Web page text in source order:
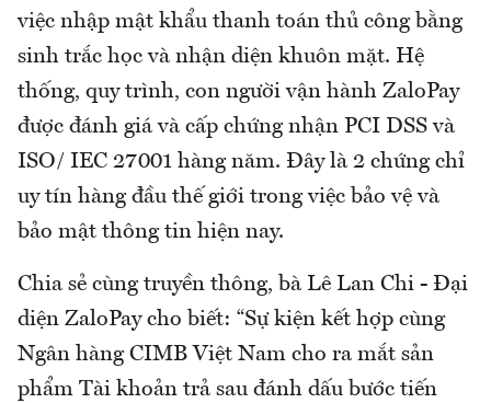
việc nhập mật khẩu thanh toán thủ công bằng
sinh trắc học và nhận diện khuôn mặt. Hệ
thống, quy trình, con người vận hành ZaloPay
được đánh giá và cấp chứng nhận PCI DSS và
ISO/ IEC 27001 hàng năm. Đây là 2 chứng chỉ
uy tín hàng đầu thế giới trong việc bảo vệ và
bảo mật thông tin hiện nay.
Chia sẻ cùng truyền thông, bà Lê Lan Chi - Đại
diện ZaloPay cho biết: “Sự kiện kết hợp cùng
Ngân hàng CIMB Việt Nam cho ra mắt sản
phẩm Tài khoản trả sau đánh dấu bước tiến